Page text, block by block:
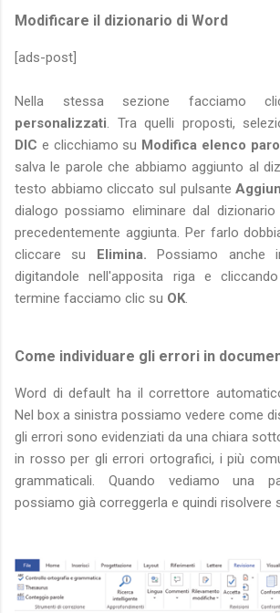
Modificare il dizionario di Word
[ads-post]
Nella stessa sezione facciamo
personalizzati. Tra quelli proposti,
DIC e clicchiamo su Modifica elenco
salva le parole che abbiamo aggiunto al
testo abbiamo cliccato sul pulsante
dialogo possiamo eliminare dal
precedentemente aggiunta. Per farlo
cliccare su
Elimina. Possiamo anche
digitandole nell'apposita riga e
termine facciamo clic su OK.
Come individuare gli errori in
Word di default ha il correttore
Nel box a sinistra possiamo vedere come
gli errori sono evidenziati da una chiara
in rosso per gli errori ortografici, i più
grammaticali. Quando vediamo una
possiamo già correggerla e quindi risolvere